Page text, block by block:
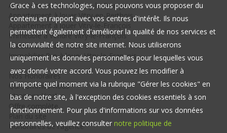
Appartement à louer Vitry-le-François
Appartement à louer Vitry-en-Perthois
Appartement à louer Vitry-le-François
Immeuble à vendre Vitry-le-François
Maison à vendre Couvrot
Immobilier Pro à louer Vitry-le-François
Nos Honoraires
Qui sommes-nous
Mentions légales
Offre complète
Plan du site
Honoraires de l'agence
Grace à ces technologies, nous pouvons vous proposer du
contenu en rapport avec vos centres d'intérêt. Ils nous
permettent également d'améliorer la qualité de nos services et
la convivialité de notre site internet. Nous utiliserons
uniquement les données personnelles pour lesquelles vous
avez donné votre accord. Vous pouvez les modifier à
n'importe quel moment via la rubrique "Gérer les cookies" en
bas de notre site, à l'exception des cookies essentiels à son
fonctionnement. Pour plus d'informations sur vos données
personnelles, veuillez consulter notre politique de